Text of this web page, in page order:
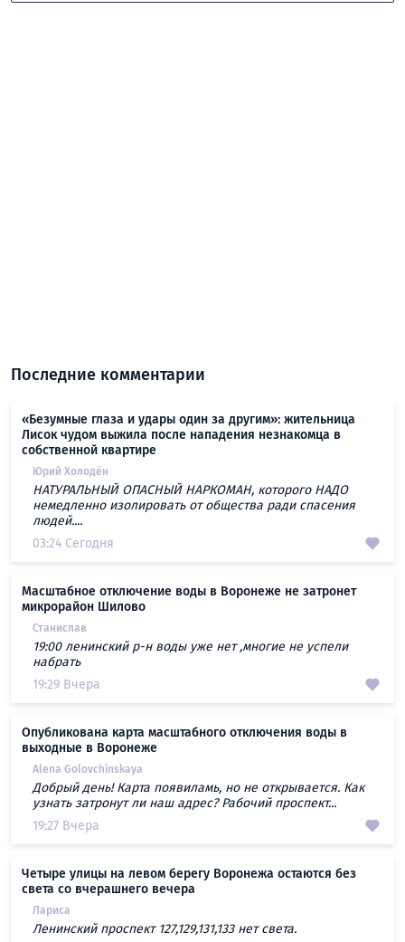
Последние комментарии
«Безумные глаза и удары один за другим»: жительница
Лисок чудом выжила после нападения незнакомца в
собственной квартире
Юрий Холодён
НАТУРАЛЬНЫЙ ОПАСНЫЙ НАРКОМАН, которого НАДО
немедленно изолировать от общества ради спасения
людей....
03:24 Сегодня
Масштабное отключение воды в Воронеже не затронет
микрорайон Шилово
Станислав
19:00 ленинский р-н воды уже нет ,многие не успели
набрать
19:29 Вчера
Опубликована карта масштабного отключения воды в
выходные в Воронеже
Alena Golovchinskaya
Добрый день! Карта появиламь, но не открывается. Как
узнать затронут ли наш адрес? Рабочий проспект...
19:27 Вчера
Четыре улицы на левом берегу Воронежа остаются без
света со вчерашнего вечера
Лариса
Ленинский проспект 127,129,131,133 нет света.